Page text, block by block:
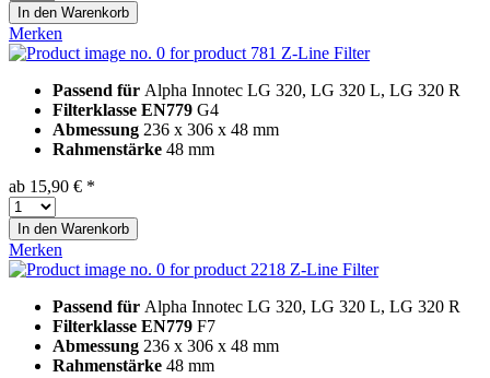
In den Warenkorb
Merken
Z-Line Filter
Passend für Alpha Innotec LG 320, LG 320 L, LG 320 R
Filterklasse EN779 G4
Abmessung 236 x 306 x 48 mm
Rahmenstärke 48 mm
ab 15,90 € *
In den Warenkorb
Merken
Z-Line Filter
Passend für Alpha Innotec LG 320, LG 320 L, LG 320 R
Filterklasse EN779 F7
Abmessung 236 x 306 x 48 mm
Rahmenstärke 48 mm